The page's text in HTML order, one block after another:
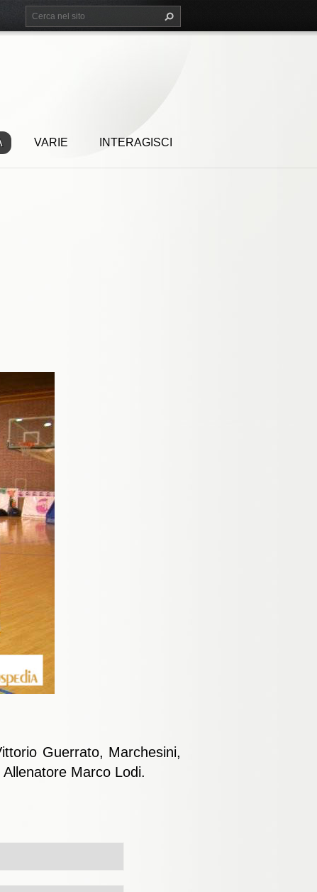
VARIE INTERAGISCI
Guerrato, Marchesini,
Marco Lodi.